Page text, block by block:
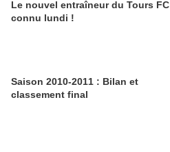
Le nouvel entraîneur du Tours FC
connu lundi !
Saison 2010-2011 : Bilan et
classement final